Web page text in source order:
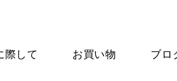
際して お買い物 ブロ